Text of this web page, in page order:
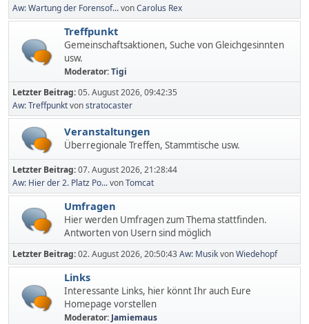
Aw: Wartung der Forensof...vonCarolus Rex
Treffpunkt
Gemeinschaftsaktionen, Suche von Gleichgesinnten
usw.
Moderator:Tigi
Letzter Beitrag:05. August 2026, 09:42:35
Aw: Treffpunktvonstratocaster
Veranstaltungen
Überregionale Treffen, Stammtische usw.
Letzter Beitrag:07. August 2026, 21:28:44
Aw: Hier der 2. Platz Po...vonTomcat
Umfragen
Hier werden Umfragen zum Thema stattfinden.
Antworten von Usern sind möglich
Letzter Beitrag:02. August 2026, 20:50:43Aw: MusikvonWiedehopf
Links
Interessante Links, hier könnt Ihr auch Eure
Homepage vorstellen
Moderator: Jamiemaus